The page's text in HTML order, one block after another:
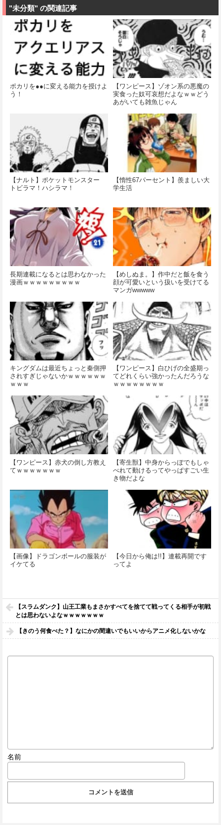
"未分類" の関連記事
ポカリを●●に変える能力を授けよ
う！
【ワンピース】ゾオン系の悪魔の
実食った奴可哀想だよなｗｗどう
あがいても雑魚じゃん
【ナルト】ポケットモンスター
トビラマ！ハシラマ！
【惰性67パーセント】羨ましい大
学生活
長期連載になるとは思わなかった
漫画ｗｗｗｗｗｗｗｗｗ
【めしぬま。】作中だと飯を食う
顔が可愛いという扱いを受けてる
マンガwwwww
キングダムは最近ちょっと秦側押
されすぎじゃないかｗｗｗｗｗｗ
ｗｗｗ
【ワンピース】白ひげの全盛期っ
てどれくらい強かったんだろうな
ｗｗｗｗｗｗｗｗ
【ワンピース】赤犬の倒し方教え
てｗｗｗｗｗｗｗ
【寄生獣】中身からっぽでもしゃ
べれて動けるってやっぱすごい生
き物だよな
【画像】ドラゴンボールの服装が
イケてる
【今日から俺は!!】連載再開です
ってよ
【スラムダンク】山王工業もまさかすべてを捨てて戦ってくる相手が初戦
とは思わないよなｗｗｗｗｗｗｗ
【きのう何食べた？】なにかの間違いでもいいからアニメ化しないかな
名前